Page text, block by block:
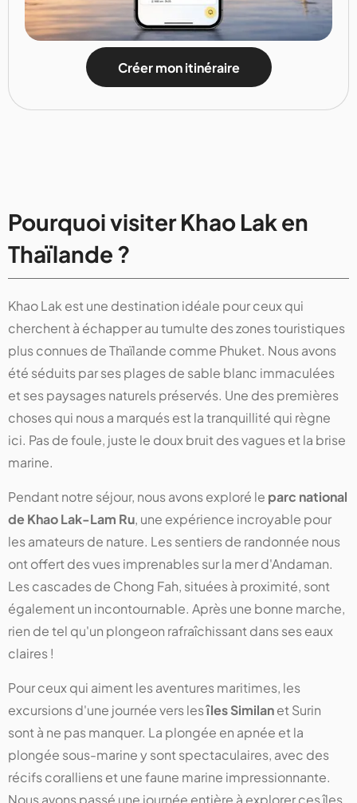
Créer mon itinéraire
Pourquoi visiter Khao Lak en
Thaïlande ?
Khao Lak est une destination idéale pour ceux qui
cherchent à échapper au tumulte des zones touristiques
plus connues de Thaïlande comme Phuket. Nous avons
été séduits par ses plages de sable blanc immaculées
et ses paysages naturels préservés. Une des premières
choses qui nous a marqués est la tranquillité qui règne
ici. Pas de foule, juste le doux bruit des vagues et la brise
marine.
Pendant notre séjour, nous avons exploré le parc national
de Khao Lak-Lam Ru, une expérience incroyable pour
les amateurs de nature. Les sentiers de randonnée nous
ont offert des vues imprenables sur la mer d'Andaman.
Les cascades de Chong Fah, situées à proximité, sont
également un incontournable. Après une bonne marche,
rien de tel qu'un plongeon rafraîchissant dans ses eaux
claires !
Pour ceux qui aiment les aventures maritimes, les
excursions d'une journée vers lesîles Similanet Surin
sont à ne pas manquer. La plongée en apnée et la
plongée sous-marine y sont spectaculaires, avec des
récifs coralliens et une faune marine impressionnante.
Nous avons passé une journée entière à explorer ces îles